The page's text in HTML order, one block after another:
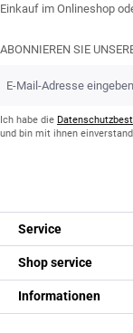
Einkauf im Onlineshop
ABONNIEREN SIE
Mail-
*Ich habe die
und bin mit ihnen
Service
Shop service
Informationen